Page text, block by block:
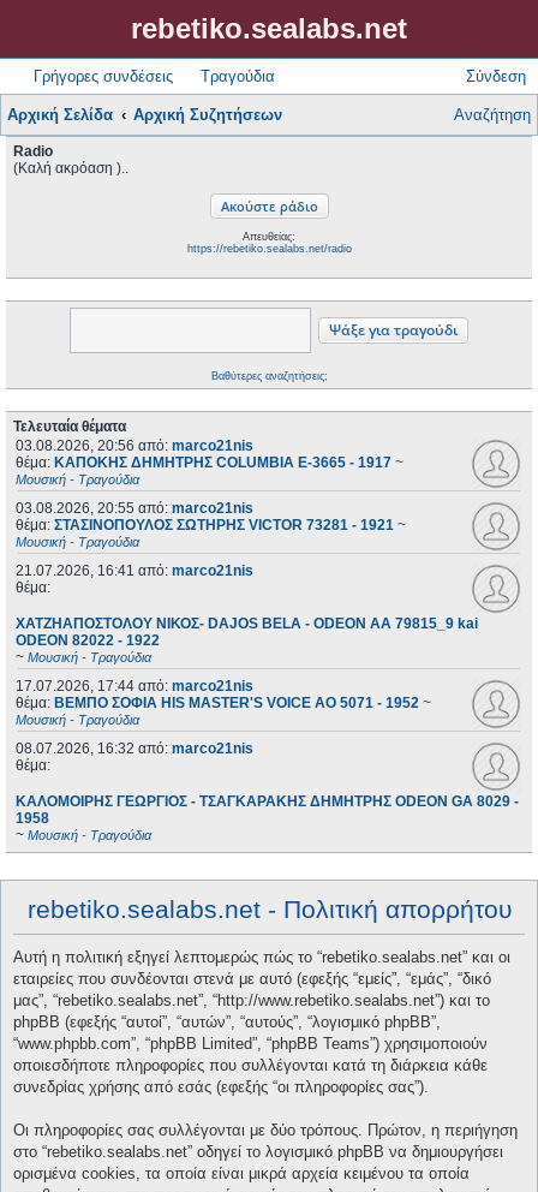
rebetiko.sealabs.net
Γρήγορες συνδέσεις Τραγούδια Σύνδεση
Αρχική Σελίδα Αρχική Συζητήσεων Αναζήτηση
Radio
(Καλή ακρόαση )..
Απευθείας:
https://rebetiko.sealabs.net/radio
Βαθύτερες αναζητήσεις;
Τελευταία θέματα
03.08.2026, 20:56 από: marco21nis
θέμα: ΚΑΠΟΚΗΣ ΔΗΜΗΤΡΗΣ COLUMBIA E-3665 - 1917 ~
Μουσική - Τραγούδια
03.08.2026, 20:55 από: marco21nis
θέμα: ΣΤΑΣΙΝΟΠΟΥΛΟΣ ΣΩΤΗΡΗΣ VICTOR 73281 - 1921 ~
Μουσική - Τραγούδια
21.07.2026, 16:41 από: marco21nis
θέμα:
ΧΑΤΖΗΑΠΟΣΤΟΛΟΥ ΝΙΚΟΣ- DAJOS BELA - ODEON AA 79815_9 kai
ODEON 82022 - 1922
~ Μουσική - Τραγούδια
17.07.2026, 17:44 από: marco21nis
θέμα: ΒΕΜΠΟ ΣΟΦΙΑ HIS MASTER'S VOICE AO 5071 - 1952 ~
Μουσική - Τραγούδια
08.07.2026, 16:32 από: marco21nis
θέμα:
ΚΑΛΟΜΟΙΡΗΣ ΓΕΩΡΓΙΟΣ - ΤΣΑΓΚΑΡΑΚΗΣ ΔΗΜΗΤΡΗΣ ODEON GA 8029 -
1958
~ Μουσική - Τραγούδια
rebetiko.sealabs.net - Πολιτική απορρήτου
Αυτή η πολιτική εξηγεί λεπτομερώς πώς το “rebetiko.sealabs.net” και οι
εταιρείες που συνδέονται στενά με αυτό (εφεξής “εμείς”, “εμάς”, “δικό
μας”, “rebetiko.sealabs.net”, “http://www.rebetiko.sealabs.net”) και το
phpBB (εφεξής “αυτοί”, “αυτών”, “αυτούς”, “λογισμικό phpBB”,
“www.phpbb.com”, “phpBB Limited”, “phpBB Teams”) χρησιμοποιούν
οποιεσδήποτε πληροφορίες που συλλέγονται κατά τη διάρκεια κάθε
συνεδρίας χρήσης από εσάς (εφεξής “οι πληροφορίες σας”).
Οι πληροφορίες σας συλλέγονται με δύο τρόπους. Πρώτον, η περιήγηση
στο “rebetiko.sealabs.net” οδηγεί το λογισμικό phpBB να δημιουργήσει
ορισμένα cookies, τα οποία είναι μικρά αρχεία κειμένου τα οποία